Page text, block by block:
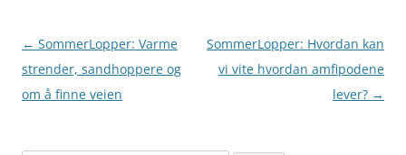
Post
navigation
← SommerLopper: Varme
strender, sandhoppere og
om å finne veien
SommerLopper: Hvordan kan
vi vite hvordan amfipodene
lever? →